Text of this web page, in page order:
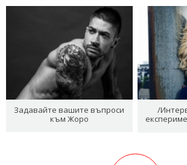
Задавайте вашите въпроси
към Жоро
/